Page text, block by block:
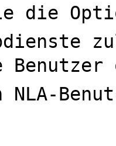
die
NLA-